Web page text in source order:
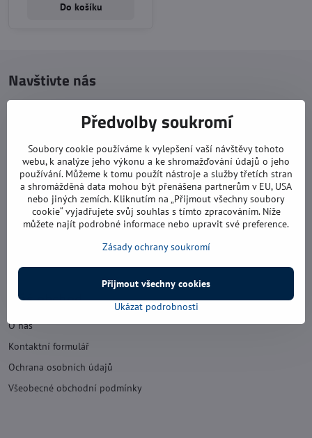
Do košíku
Navštivte nás
pondělí: 8:00 - 16:00
úterý: 8:00 - 17:00
středa: 8:00 - 16:00
čtvrtek: 8:00 - 17:00
pátek: 8:00 - 16:00
sobota: 8:00 - 11:30
Náš obchod
O nás
Kontaktní formulář
Ochrana osobních údajů
Všeobecné obchodní podmínky
Předvolby soukromí
Soubory cookie používáme k vylepšení vaší návštěvy tohoto
webu, k analýze jeho výkonu a ke shromažďování údajů o jeho
používání. Můžeme k tomu použít nástroje a služby třetích stran
a shromážděná data mohou být přenášena partnerům v EU, USA
nebo jiných zemích. Kliknutím na „Přijmout všechny soubory
cookie“ vyjadřujete svůj souhlas s tímto zpracováním. Níže
můžete najít podrobné informace nebo upravit své preference.
Zásady ochrany soukromí
Ukázat podrobnosti
Přijmout všechny cookies